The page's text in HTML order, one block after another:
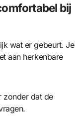
bij
wat er gebeurt. Je
aan herkenbare
zonder dat de